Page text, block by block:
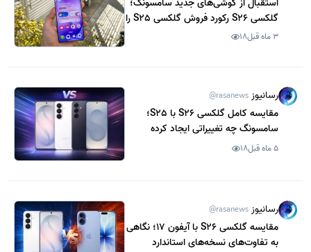
گلکسی S26 رکورد فروش گلکسی S25 را
شکست
3 ماه قبل 18
رسانیوز @rasanews
مقایسه کامل گلکسی S26 با S25؛
سامسونگ چه تغییراتی ایجاد کرده
است؟
5 ماه قبل 18
رسانیوز @rasanews
مقایسه گلکسی S26 با آیفون 17؛ نگاهی
به تفاوت‌های نسخه‌های استاندارد